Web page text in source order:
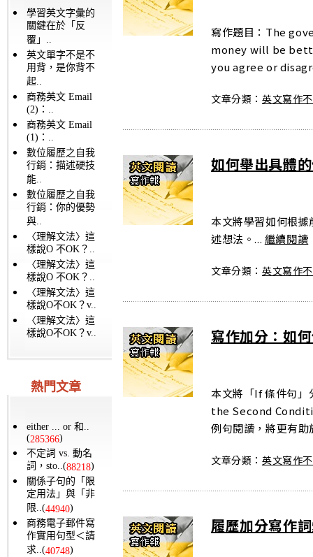
學習英文字彙的
關鍵在於「反
覆」..
英文單字不是不
用背，是你背不
起..
商務英文 Email
(2)：..
商務英文 Email
(1)：..
數位履歷之自我
行銷：描述硬技
能..
數位履歷之自我
行銷：你的優勢
與..
〈理解文法〉這
樣說O 不OK？..
〈理解文法〉這
樣說O 不OK？..
〈理解文法〉這
樣說O不OK？v..
〈理解文法〉這
樣說O不OK？v..
熱門文章
either ... or 和..
(285366)
不定詞 vs. 動名
詞，sto..(88218)
關係子句的「限
定用法」與「非
限..(44940)
商務電子郵件寫
作實用句型＜請
求..(40748)
寫作題目：The
money will be
you agree or
文章分類： 英文寫作
如何舉出具體
本文將學習如何根
述想法。... 繼續閱讀
文章分類： 英文寫作
寫作加分：如
本文將「If 條件句
the Second
例句閱讀，將更有
文章分類： 英文寫作
履歷加分寫作